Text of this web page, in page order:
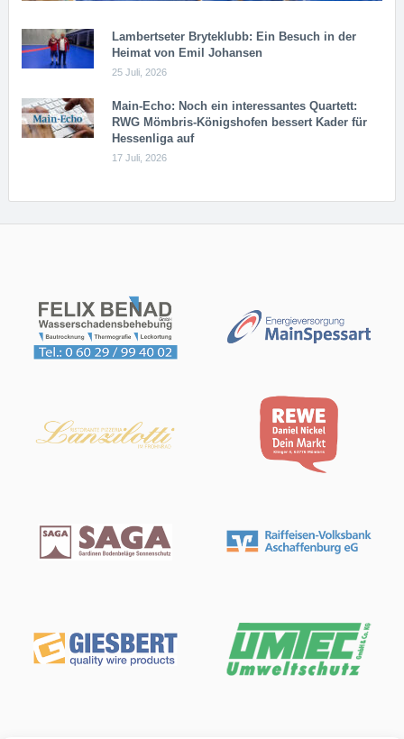
Lambertseter Bryteklubb: Ein Besuch in der
Heimat von Emil Johansen
25 Juli, 2026
Main-Echo: Noch ein in­ter­es­san­tes Quar­tett:
RWG Möm­b­ris-Kö­n­igs­ho­fen bessert Kader für
Hessenliga auf
17 Juli, 2026